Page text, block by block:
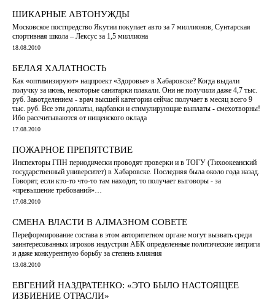
ШИКАРНЫЕ АВТОНУЖДЫ
Московское постпредство Якутии покупает авто за 7 миллионов, Сунтарская
спортивная школа – Лексус за 1,5 миллиона
18.08.2010
БЕЛАЯ ХАЛАТНОСТЬ
Как «оптимизируют» нацпроект «Здоровье» в Хабаровске? Когда выдали
получку за июнь, некоторые санитарки плакали. Они не получили даже 4,7 тыс.
руб. Завотделением - врач высшей категории сейчас получает в месяц всего 9
тыс. руб. Все эти доплаты, надбавки и стимулирующие выплаты - смехотворны!
Ибо рассчитываются от нищенского оклада
17.08.2010
ПОЖАРНОЕ ПРЕПЯТСТВИЕ
Инспекторы ГПН периодически проводят проверки и в ТОГУ (Тихоокеанский
государственный университет) в Хабаровске. Последняя была около года назад.
Говорят, если кто-то что-то там находит, то получает выговоры - за
«превышение требований»…
17.08.2010
СМЕНА ВЛАСТИ В АЛМАЗНОМ СОВЕТЕ
Переформирование состава в этом авторитетном органе могут вызвать среди
заинтересованных игроков индустрии АБК определенные политические интриги
и даже конкурентную борьбу за степень влияния
13.08.2010
ЕВГЕНИЙ НАЗДРАТЕНКО: «ЭТО БЫЛО НАСТОЯЩЕЕ
ИЗБИЕНИЕ ОТРАСЛИ»